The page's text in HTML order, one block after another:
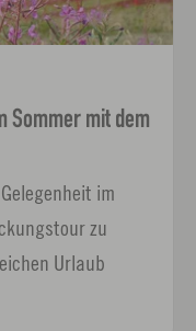
Sommer mit dem
im
zu
Urlaub